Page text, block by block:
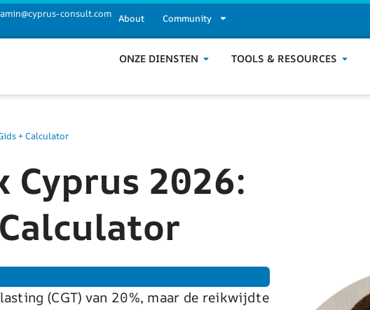
consult.com About Community
ONZE DIENSTEN TOOLS & RESOURCES
+ Calculator
Cyprus 2026:
(CGT) van 20%, maar de reikwijdte